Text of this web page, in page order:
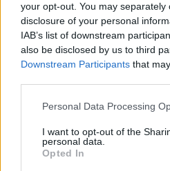
your opt-out. You may
disclosure of your personal
IAB’s list of downstream
also be disclosed by us to third
Downstream Participants that
Personal Data Processing
I want to opt-out of the
personal data.
Opted In